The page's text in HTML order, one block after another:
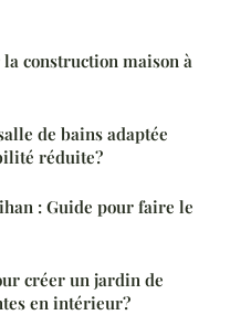
construction maison à
de bains adaptée
réduite?
: Guide pour faire le
créer un jardin de
en intérieur?